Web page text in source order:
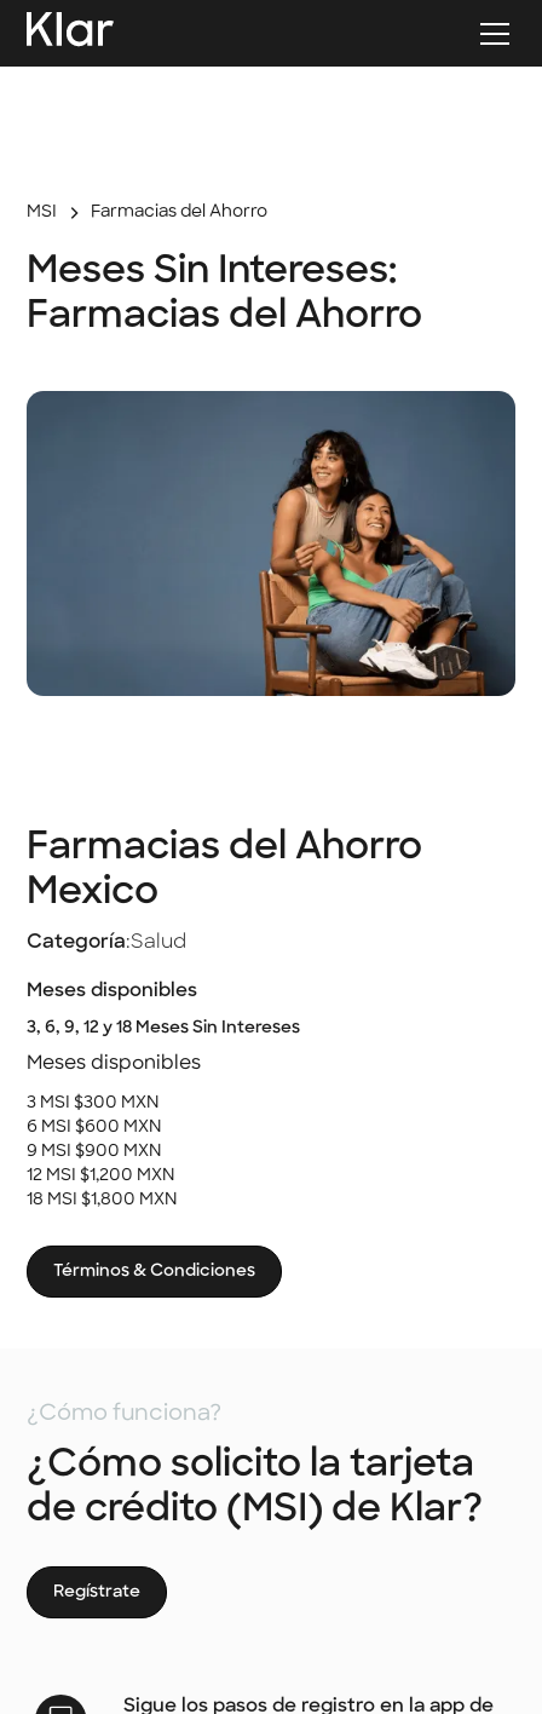
MSI Farmacias del Ahorro
Meses Sin Intereses:
Farmacias del Ahorro
Farmacias del Ahorro
Mexico
Categoría:Salud
Meses disponibles
3, 6, 9, 12 y 18 Meses Sin Intereses
Meses disponibles
3 MSI $300 MXN
6 MSI $600 MXN
9 MSI $900 MXN
12 MSI $1,200 MXN
18 MSI $1,800 MXN
Términos & Condiciones
¿Cómo funciona?
¿Cómo solicito la tarjeta
de crédito (MSI) de Klar?
Regístrate
Sigue los pasos de registro en la app de